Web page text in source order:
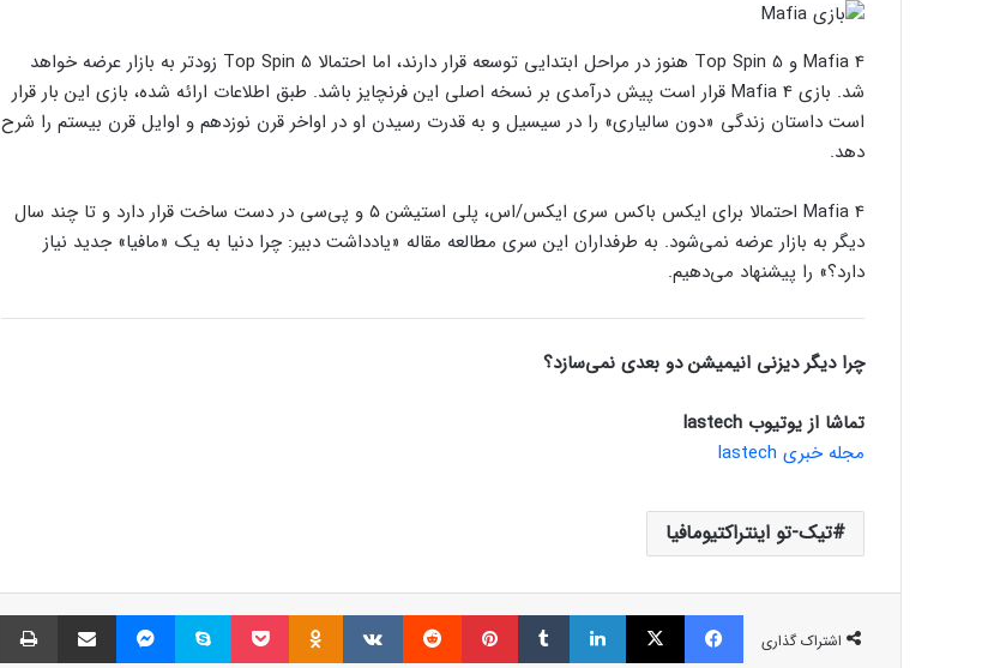
Mafia 4 و Top Spin 5 هنوز در مراحل ابتدایی توسعه قرار دارند، اما احتمالا Top Spin 5 زودتر به بازار عرضه خواهد
شد. بازی Mafia 4 قرار است پیش درآمدی بر نسخه اصلی این فرنچایز باشد. طبق اطلاعات ارائه شده، بازی این بار قرار
است داستان زندگی «دون سالیاری» را در سیسیل و به قدرت رسیدن او در اواخر قرن نوزدهم و اوایل قرن بیستم را شرح
دهد.
Mafia 4 احتمالا برای ایکس باکس سری ایکس/اس، پلی استیشن ۵ و پی‌سی در دست ساخت قرار دارد و تا چند سال
دیگر به بازار عرضه نمی‌شود. به طرفداران این سری مطالعه مقاله «یادداشت دبیر: چرا دنیا به یک «مافیا» جدید نیاز
دارد؟» را پیشنهاد می‌دهیم.
چرا دیگر دیزنی انیمیشن دو بعدی نمی‌سازد؟
تماشا از یوتیوب lastech
مجله خبری lastech
تیک-تو اینتراکتیومافیا
اشتراک گذاری
فیسبوک ایکس لینکداین تامبلر پینتریست Reddit
VKontakte
Odnoklassniki پاکت اسکایپ مسنجر اشتراک گذاری با ایمیل
کنسول دیجیتال PS5 کمترین محبوبیت را در
اینفوگرافیک: در سال ۲۰۲۵ منتظر این
گسترده‌ای شد